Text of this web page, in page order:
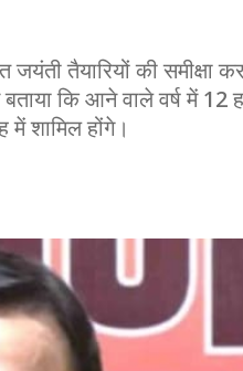
तैयारियों की समीक्षा
कि आने वाले वर्ष में 12
में शामिल होंगे।